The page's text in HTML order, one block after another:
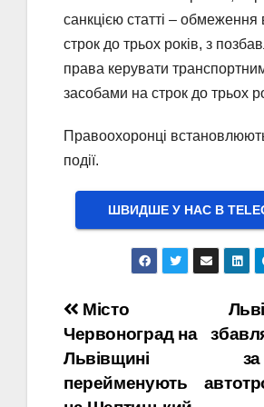
санкцією статті – обмеження
строк до трьох років, з
права керувати
засобами на строк до трьох
Правоохоронці
події.
ШВИДШЕ У НАС В
Навігація
записів
за
Місто
Червоноград на
Львівщині
перейменують